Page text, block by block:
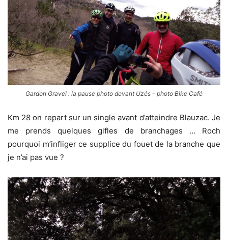
Gardon Gravel : la pause photo devant Uzés – photo Bike Café
Km 28 on repart sur un single avant d’atteindre Blauzac. Je
me prends quelques gifles de branchages … Roch
pourquoi m’infliger ce supplice du fouet de la branche que
je n’ai pas vue ?